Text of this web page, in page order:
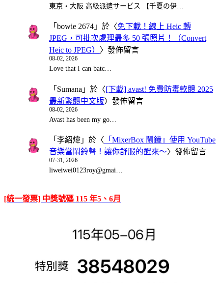
東京・大阪 高級派遣サービス 【千夏の伊…
「 bowie 2674 」於〈免下載！線上 Heic 轉
JPEG，可批次處理最多 50 張照片！（Convert
Heic to JPEG） 〉發佈留言
08-02, 2026
Love that I can batc…
「 Sumana 」於〈[下載] avast! 免費防毒軟體 2025
最新繁體中文版〉發佈留言
08-02, 2026
Avast has been my go…
「 李紹煒 」於〈 「MixerBox 鬧鐘」使用 YouTube
音樂當鬧鈴聲！讓你舒服的醒來～〉發佈留言
07-31, 2026
liweiwei0123roy@gmai…
[統一發票] 中獎號碼 115 年5、6月